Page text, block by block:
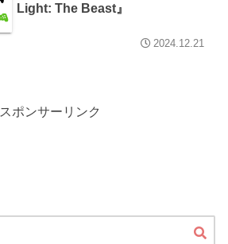
Light: The Beast』
2024.12.21
スポンサーリンク